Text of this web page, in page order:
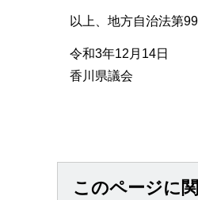
以上、地方自治法第99
令和3年12月14日
香川県議会
このページに